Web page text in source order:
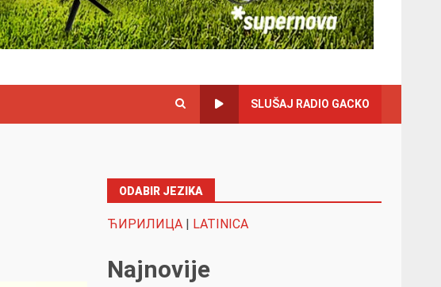
SLUŠAJ RADIO GACKO
ODABIR JEZIKA
ЋИРИЛИЦА | LATINICA
Najnovije